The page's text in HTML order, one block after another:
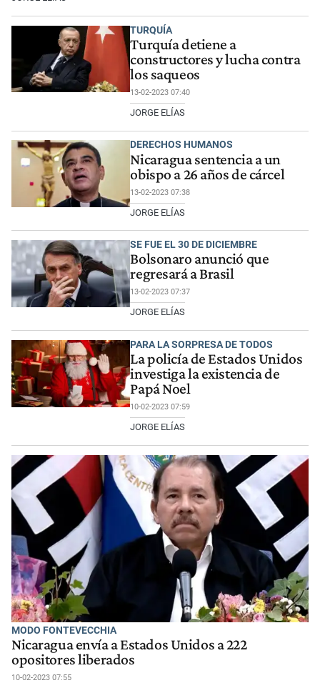
TURQUÍA
Turquía detiene a
constructores y lucha contra
los saqueos
13-02-2023 07:40
JORGE ELÍAS
DERECHOS HUMANOS
Nicaragua sentencia a un
obispo a 26 años de cárcel
13-02-2023 07:38
JORGE ELÍAS
SE FUE EL 30 DE DICIEMBRE
Bolsonaro anunció que
regresará a Brasil
13-02-2023 07:37
JORGE ELÍAS
PARA LA SORPRESA DE TODOS
La policía de Estados Unidos
investiga la existencia de
Papá Noel
10-02-2023 07:59
JORGE ELÍAS
MODO FONTEVECCHIA
Nicaragua envía a Estados Unidos a 222
opositores liberados
10-02-2023 07:55